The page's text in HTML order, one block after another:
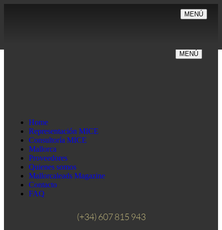
MENÚ
MENÚ
Home
Representación MICE
Consultoría MICE
Mallorca
Proveedores
Quienes somos
Mallorcaleads Magazine
Contacto
FAQ
(+34) 607 815 943